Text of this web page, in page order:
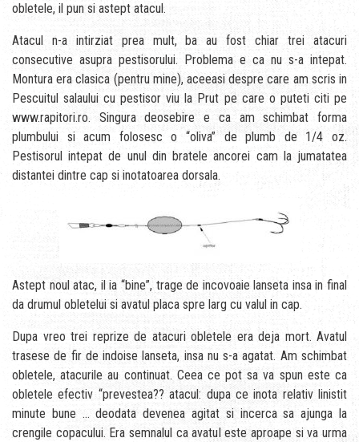
obletele, il pun si astept atacul.
Atacul n-a intirziat prea mult, ba au fost chiar trei atacuri
consecutive asupra pestisorului. Problema e ca nu s-a intepat.
Montura era clasica (pentru mine), aceeasi despre care am scris in
Pescuitul salaului cu pestisor viu la Prut pe care o puteti citi pe
www.rapitori.ro. Singura deosebire e ca am schimbat forma
plumbului si acum folosesc o “oliva” de plumb de 1/4 oz.
Pestisorul intepat de unul din bratele ancorei cam la jumatatea
distantei dintre cap si inotatoarea dorsala.
Astept noul atac, il ia “bine”, trage de incovoaie lanseta insa in final
da drumul obletelui si avatul placa spre larg cu valul in cap.
Dupa vreo trei reprize de atacuri obletele era deja mort. Avatul
trasese de fir de indoise lanseta, insa nu s-a agatat. Am schimbat
obletele, atacurile au continuat. Ceea ce pot sa va spun este ca
obletele efectiv “prevestea?? atacul: dupa ce inota relativ linistit
minute bune … deodata devenea agitat si incerca sa ajunga la
crengile copacului. Era semnalul ca avatul este aproape si va urma